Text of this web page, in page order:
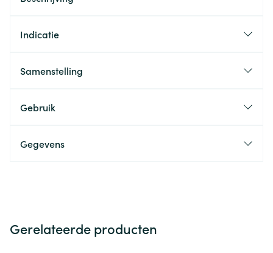
Indicatie
Samenstelling
Gebruik
Gegevens
Gerelateerde producten